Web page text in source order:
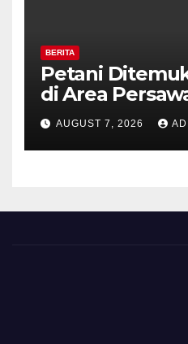
BERITA
Petani
di Area
Polisi Pastikan
Tanda
AUGUST 7, 2026